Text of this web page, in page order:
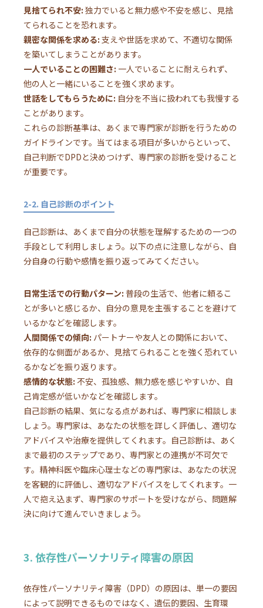
見捨てられ不安: 独力でいると無力感や不安を感じ、見捨
てられることを恐れます。
親密な関係を求める: 支えや世話を求めて、不適切な関係
を築いてしまうことがあります。
一人でいることの困難さ: 一人でいることに耐えられず、
他の人と一緒にいることを強く求めます。
世話をしてもらうために: 自分を不当に扱われても我慢する
ことがあります。
これらの診断基準は、あくまで専門家が診断を行うための
ガイドラインです。当てはまる項目が多いからといって、
自己判断でDPDと決めつけず、専門家の診断を受けること
が重要です。
2-2. 自己診断のポイント
自己診断は、あくまで自分の状態を理解するための一つの
手段として利用しましょう。以下の点に注意しながら、自
分自身の行動や感情を振り返ってみてください。
日常生活での行動パターン: 普段の生活で、他者に頼るこ
とが多いと感じるか、自分の意見を主張することを避けて
いるかなどを確認します。
人間関係での傾向: パートナーや友人との関係において、
依存的な側面があるか、見捨てられることを強く恐れてい
るかなどを振り返ります。
感情的な状態: 不安、孤独感、無力感を感じやすいか、自
己肯定感が低いかなどを確認します。
自己診断の結果、気になる点があれば、専門家に相談しま
しょう。専門家は、あなたの状態を詳しく評価し、適切な
アドバイスや治療を提供してくれます。自己診断は、あく
まで最初のステップであり、専門家との連携が不可欠で
す。精神科医や臨床心理士などの専門家は、あなたの状況
を客観的に評価し、適切なアドバイスをしてくれます。一
人で抱え込まず、専門家のサポートを受けながら、問題解
決に向けて進んでいきましょう。
3. 依存性パーソナリティ障害の原因
依存性パーソナリティ障害（DPD）の原因は、単一の要因
によって説明できるものではなく、遺伝的要因、生育環